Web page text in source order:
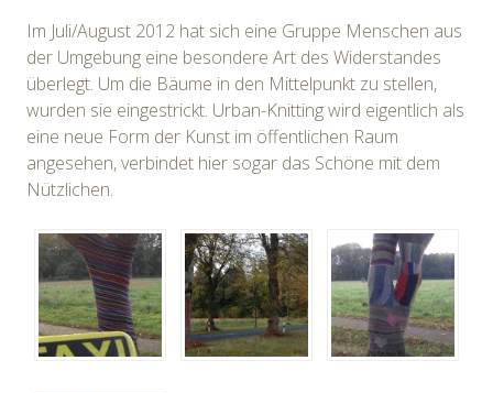
Im Juli/August 2012 hat sich eine Gruppe Menschen aus
der Umgebung eine besondere Art des Widerstandes
überlegt. Um die Bäume in den Mittelpunkt zu stellen,
wurden sie eingestrickt. Urban-Knitting wird eigentlich als
eine neue Form der Kunst im öffentlichen Raum
angesehen, verbindet hier sogar das Schöne mit dem
Nützlichen.